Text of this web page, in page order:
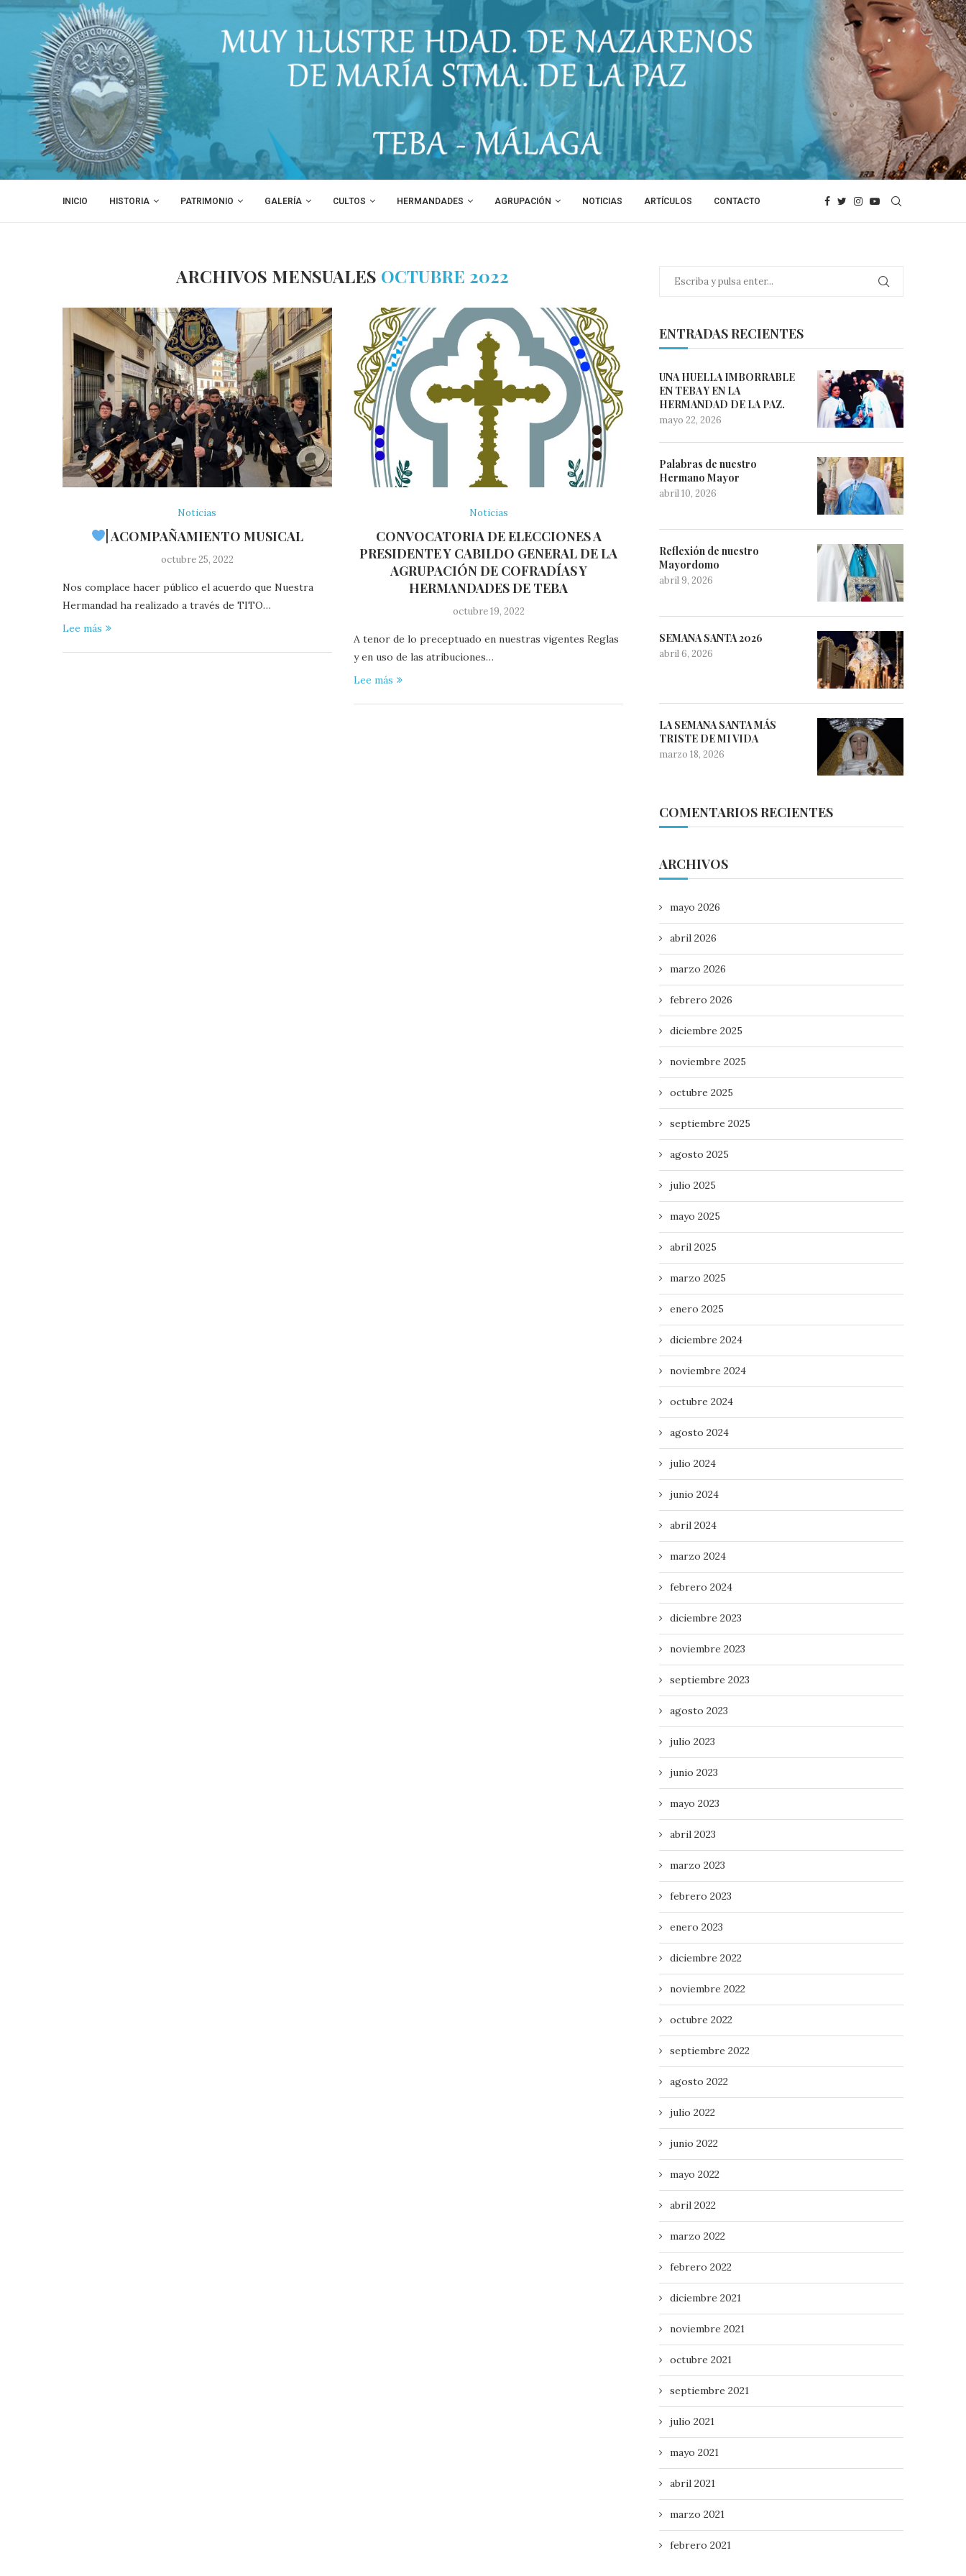
INICIO HISTORIA PATRIMONIO GALERÍA CULTOS HERMANDADES AGRUPACIÓN NOTICIAS ARTÍCULOS CONTACTO
ARCHIVOS MENSUALES OCTUBRE 2022
Noticias
| ACOMPAÑAMIENTO MUSICAL
octubre 25, 2022
Nos complace hacer público el acuerdo que Nuestra
Hermandad ha realizado a través de TITO…
Lee más
Noticias
CONVOCATORIA DE ELECCIONES A
PRESIDENTE Y CABILDO GENERAL DE LA
AGRUPACIÓN DE COFRADÍAS Y
HERMANDADES DE TEBA
octubre 19, 2022
A tenor de lo preceptuado en nuestras vigentes Reglas
y en uso de las atribuciones…
Lee más
ENTRADAS RECIENTES
UNA HUELLA IMBORRABLE
EN TEBA Y EN LA
HERMANDAD DE LA PAZ.
mayo 22, 2026
Palabras de nuestro
Hermano Mayor
abril 10, 2026
Reflexión de nuestro
Mayordomo
abril 9, 2026
SEMANA SANTA 2026
abril 6, 2026
LA SEMANA SANTA MÁS
TRISTE DE MI VIDA
marzo 18, 2026
COMENTARIOS RECIENTES
ARCHIVOS
mayo 2026
abril 2026
marzo 2026
febrero 2026
diciembre 2025
noviembre 2025
octubre 2025
septiembre 2025
agosto 2025
julio 2025
mayo 2025
abril 2025
marzo 2025
enero 2025
diciembre 2024
noviembre 2024
octubre 2024
agosto 2024
julio 2024
junio 2024
abril 2024
marzo 2024
febrero 2024
diciembre 2023
noviembre 2023
septiembre 2023
agosto 2023
julio 2023
junio 2023
mayo 2023
abril 2023
marzo 2023
febrero 2023
enero 2023
diciembre 2022
noviembre 2022
octubre 2022
septiembre 2022
agosto 2022
julio 2022
junio 2022
mayo 2022
abril 2022
marzo 2022
febrero 2022
diciembre 2021
noviembre 2021
octubre 2021
septiembre 2021
julio 2021
mayo 2021
abril 2021
marzo 2021
febrero 2021